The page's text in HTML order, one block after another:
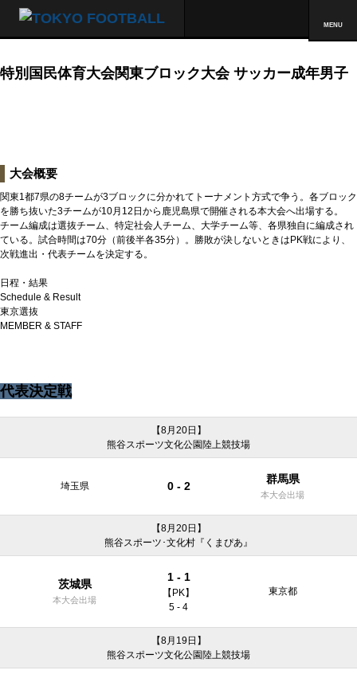
特別国民体育大会関東ブロック大会 サッカー成年男子
大会概要
関東1都7県の8チームが3ブロックに分かれてトーナメント方式で争う。各ブロック
を勝ち抜いた3チームが10月12日から鹿児島県で開催される本大会へ出場する。
チーム編成は選抜チーム、特定社会人チーム、大学チーム等、各県独自に編成され
ている。試合時間は70分（前後半各35分）。勝敗が決しないときはPK戦により、
次戦進出・代表チームを決定する。
日程・結果
Schedule & Result
東京選抜
MEMBER & STAFF
代表決定戦
【8月20日】
熊谷スポーツ文化公園陸上競技場
埼玉県 0 - 2
群馬県
本大会出場
【8月20日】
熊谷スポーツ･文化村『くまぴあ』
茨城県
本大会出場
1 - 1
【PK】
5 - 4
東京都
【8月19日】
熊谷スポーツ文化公園陸上競技場
MENU